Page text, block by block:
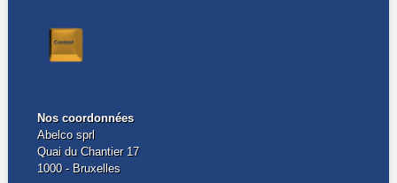
Nos coordonnées
Abelco sprl
Quai du Chantier 17
1000 - Bruxelles